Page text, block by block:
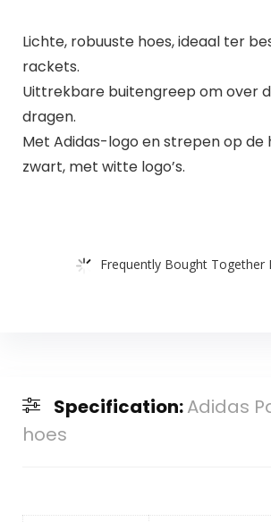
Lichte, robuuste hoes, ideaal ter
rackets.
Uittrekbare buitengreep om over
dragen.
Met Adidas-logo en strepen op de
zwart, met witte logo’s.
Frequently Bought Together
Specification:Adidas
hoes